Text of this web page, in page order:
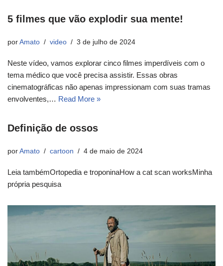
5 filmes que vão explodir sua mente!
por Amato video 3 de julho de 2024
Neste vídeo, vamos explorar cinco filmes imperdíveis com o
tema médico que você precisa assistir. Essas obras
cinematográficas não apenas impressionam com suas tramas
envolventes,… Read More »
Definição de ossos
por Amato cartoon 4 de maio de 2024
Leia tambémOrtopedia e troponinaHow a cat scan worksMinha
própria pesquisa